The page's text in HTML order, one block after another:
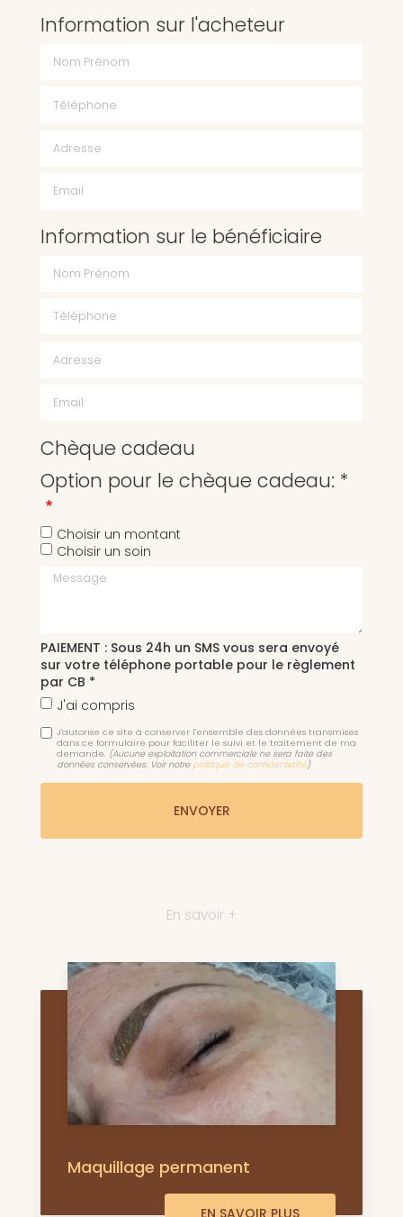
Information sur l'acheteur
Information sur le bénéficiaire
Chèque cadeau
Option pour le chèque cadeau: *
Choisir un montant
Choisir un soin
Message
PAIEMENT : Sous 24h un SMS vous sera envoyé
sur votre téléphone portable pour le règlement
par CB *
J'ai compris
J'autorise ce site à conserver l'ensemble des données transmises
dans ce formulaire pour faciliter le suivi et le traitement de ma
demande. (Aucune exploitation commerciale ne sera faite des
données conservées. Voir notre politique de confidentialité)
En savoir +
Maquillage permanent
EN SAVOIR PLUS